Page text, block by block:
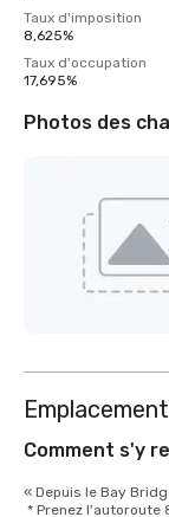
Taux d'imposition
8,625%
Taux d'occupation
17,695%
Photos des
Emplacement
Comment s'y
« Depuis le Bay
* Prenez l'autoroute